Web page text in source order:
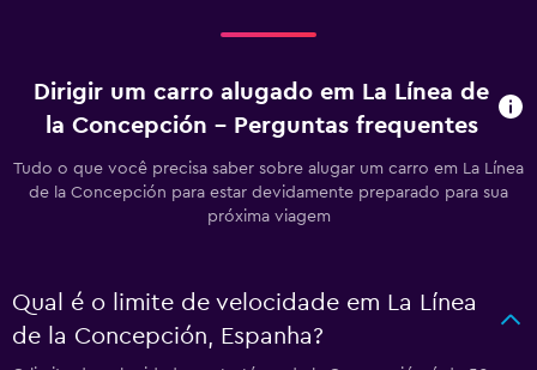
Dirigir um carro alugado em La Línea de
la Concepción – Perguntas frequentes
Tudo o que você precisa saber sobre alugar um carro em La Línea
de la Concepción para estar devidamente preparado para sua
próxima viagem
Qual é o limite de velocidade em La Línea
de la Concepción, Espanha?